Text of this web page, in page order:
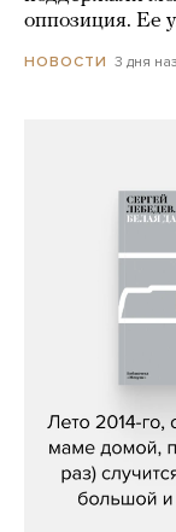
оппозиция. Ее
НОВОСТИ 3 дня